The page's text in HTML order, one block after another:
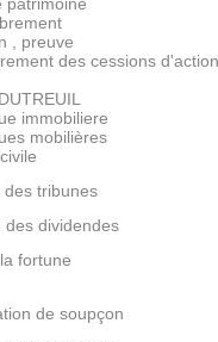
, preuve
des cessions
immobiliere
mobilières
des tribunes
des dividendes
fortune
de soupçon